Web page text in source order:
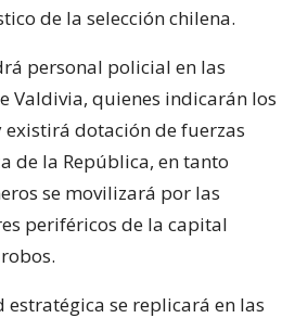
de la selección chilena.
personal policial en las
Valdivia, quienes indicarán los
dotación de fuerzas
de la República, en tanto
se movilizará por las
periféricos de la capital
se replicará en las